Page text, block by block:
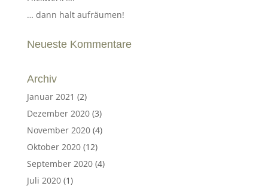
… dann halt aufräumen!
Neueste Kommentare
Archiv
Januar 2021 (2)
Dezember 2020(3)
November 2020(4)
Oktober 2020(12)
September 2020(4)
Juli 2020(1)